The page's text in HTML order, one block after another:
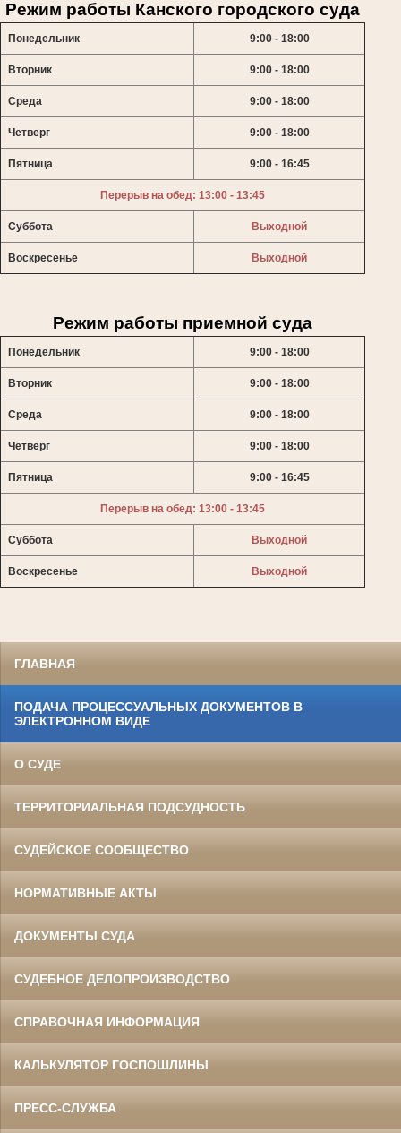
Режим работы Канского городского суда
Понедельник 9:00 - 18:00
Вторник 9:00 - 18:00
Среда 9:00 - 18:00
Четверг 9:00 - 18:00
Пятница 9:00 - 16:45
Перерыв на обед: 13:00 - 13:45
Суббота Выходной
Воскресенье Выходной
Режим работы приемной суда
Понедельник 9:00 - 18:00
Вторник 9:00 - 18:00
Среда 9:00 - 18:00
Четверг 9:00 - 18:00
Пятница 9:00 - 16:45
Перерыв на обед: 13:00 - 13:45
Суббота Выходной
Воскресенье Выходной
ГЛАВНАЯ
ПОДАЧА ПРОЦЕССУАЛЬНЫХ ДОКУМЕНТОВ В
ЭЛЕКТРОННОМ ВИДЕ
О СУДЕ
ТЕРРИТОРИАЛЬНАЯ ПОДСУДНОСТЬ
СУДЕЙСКОЕ СООБЩЕСТВО
НОРМАТИВНЫЕ АКТЫ
ДОКУМЕНТЫ СУДА
СУДЕБНОЕ ДЕЛОПРОИЗВОДСТВО
СПРАВОЧНАЯ ИНФОРМАЦИЯ
КАЛЬКУЛЯТОР ГОСПОШЛИНЫ
ПРЕСС-СЛУЖБА